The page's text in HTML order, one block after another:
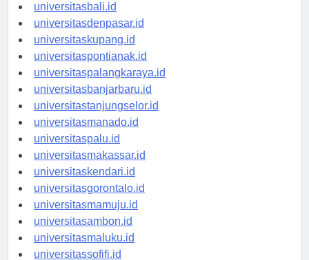
universitasbanten.id
universitasbali.id
universitasdenpasar.id
universitaskupang.id
universitaspontianak.id
universitaspalangkaraya.id
universitasbanjarbaru.id
universitastanjungselor.id
universitasmanado.id
universitaspalu.id
universitasmakassar.id
universitaskendari.id
universitasgorontalo.id
universitasmamuju.id
universitasambon.id
universitasmaluku.id